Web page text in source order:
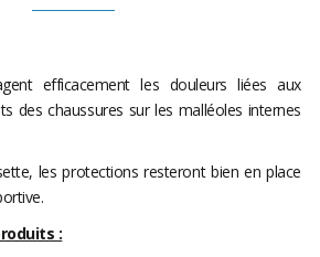
efficacement les douleurs liées aux
des chaussures sur les malléoles internes
les protections resteront bien en place
: